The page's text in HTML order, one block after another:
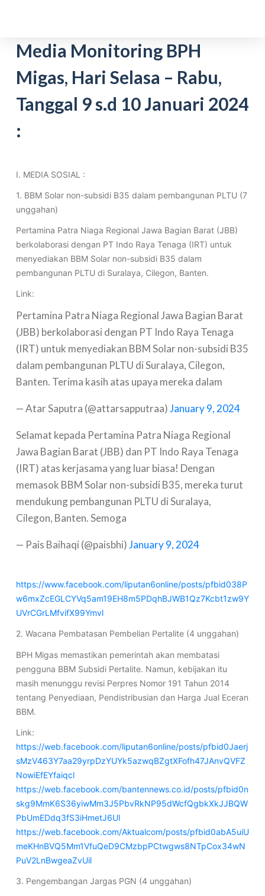
p
o
c
n
n
Media Monitoring BPH
Migas, Hari Selasa – Rabu,
Tanggal 9 s.d 10 Januari 2024
:
I. MEDIA SOSIAL :
1. BBM Solar non-subsidi B35 dalam pembangunan PLTU (7
unggahan)
Pertamina Patra Niaga Regional Jawa Bagian Barat (JBB)
berkolaborasi dengan PT Indo Raya Tenaga (IRT) untuk
menyediakan BBM Solar non-subsidi B35 dalam
pembangunan PLTU di Suralaya, Cilegon, Banten.
Link:
Pertamina Patra Niaga Regional Jawa Bagian Barat
(JBB) berkolaborasi dengan PT Indo Raya Tenaga
(IRT) untuk menyediakan BBM Solar non-subsidi B35
dalam pembangunan PLTU di Suralaya, Cilegon,
Banten. Terima kasih atas upaya mereka dalam
— Atar Saputra (@attarsapputraa)January 9, 2024
Selamat kepada Pertamina Patra Niaga Regional
Jawa Bagian Barat (JBB) dan PT Indo Raya Tenaga
(IRT) atas kerjasama yang luar biasa! Dengan
memasok BBM Solar non-subsidi B35, mereka turut
mendukung pembangunan PLTU di Suralaya,
Cilegon, Banten. Semoga
— Pais Baihaqi (@paisbhi)January 9, 2024
https://www.facebook.com/liputan6online/posts/pfbid038P
w6mxZcEGLCYVq5am19EH8m5PDqhBJWB1Qz7Kcbt1zw9Y
UVrCGrLMfvifX99Ymvl
2. Wacana Pembatasan Pembelian Pertalite (4 unggahan)
BPH Migas memastikan pemerintah akan membatasi
pengguna BBM Subsidi Pertalite. Namun, kebijakan itu
masih menunggu revisi Perpres Nomor 191 Tahun 2014
tentang Penyediaan, Pendistribusian dan Harga Jual Eceran
BBM.
Link:
https://web.facebook.com/liputan6online/posts/pfbid0Jaerj
sMzV463Y7aa29yrpDzYUYk5azwqBZgtXFofh47JAnvQVFZ
NowiEfEYfaiqcl
https://web.facebook.com/bantennews.co.id/posts/pfbid0n
skg9MmK6S36yiwMm3J5PbvRkNP95dWcfQgbkXkJJBQW
PbUmEDdq3fS3iHmetJ6Ul
https://web.facebook.com/Aktualcom/posts/pfbid0abA5uiU
meKHnBVQ5Mm1VfuQeD9CMzbpPCtwgws8NTpCox34wN
PuV2LnBwgeaZvUil
3. Pengembangan Jargas PGN (4 unggahan)